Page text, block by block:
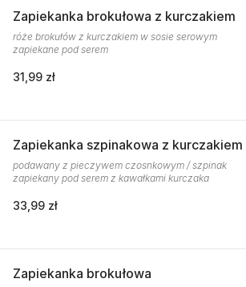
Zapiekanka brokułowa z kurczakiem
róże brokułów z kurczakiem w sosie serowym
zapiekane pod serem
31,99 zł
Zapiekanka szpinakowa z kurczakiem
podawany z pieczywem czosnkowym / szpinak
zapiekany pod serem z kawałkami kurczaka
33,99 zł
Zapiekanka brokułowa